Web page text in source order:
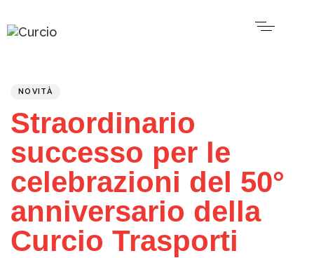
NOVITÀ
Straordinario
successo per le
celebrazioni del 50°
anniversario della
Curcio Trasporti